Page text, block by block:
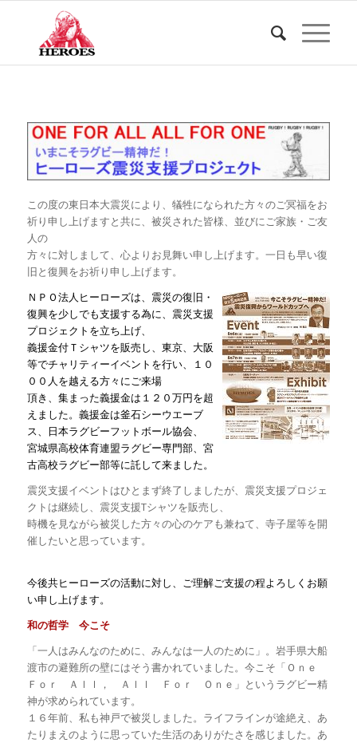
この度の東日本大震災により、犠牲になられた方々のご冥福をお
祈り申し上げますと共に、被災された皆様、並びにご家族・ご友
人の
方々に対しまして、心よりお見舞い申し上げます。一日も早い復
旧と復興をお祈り申し上げます。
ＮＰＯ法人ヒーローズは、震災の復旧・
復興を少しでも支援する為に、震災支援
プロジェクトを立ち上げ、
義援金付Ｔシャツを販売し、東京、大阪
等でチャリティーイベントを行い、１０
００人を越える方々にご来場
頂き、集まった義援金は１２０万円を超
えました。義援金は釜石シーウエーブ
ス、日本ラグビーフットボール協会、
宮城県高校体育連盟ラグビー専門部、宮
古高校ラグビー部等に託して来ました。
震災支援イベントはひとまず終了しましたが、震災支援プロジェ
クトは継続し、震災支援Tシャツを販売し、
時機を見ながら被災した方々の心のケアも兼ねて、寺子屋等を開
催したいと思っています。
今後共ヒーローズの活動に対し、ご理解ご支援の程よろしくお願
い申し上げます。
和の哲学 今こそ
「一人はみんなのために、みんなは一人のために」。岩手県大船
渡市の避難所の壁にはそう書かれていました。今こそ「Ｏｎｅ
Ｆｏｒ Ａｌｌ， Ａｌｌ Ｆｏｒ Ｏｎｅ」というラグビー精
神が求められています。
１６年前、私も神戸で被災しました。ライフラインが途絶え、あ
たりまえのように思っていた生活のありがたさを感じました。あ